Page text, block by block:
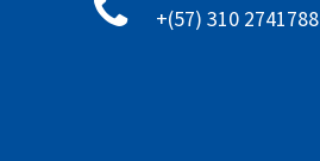
+(57) 310 2741788